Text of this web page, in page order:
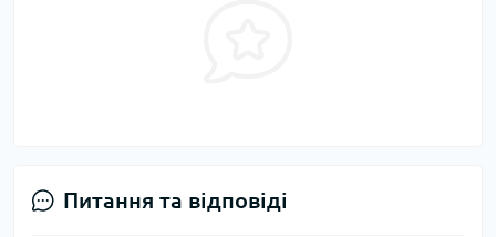
Питання та відповіді